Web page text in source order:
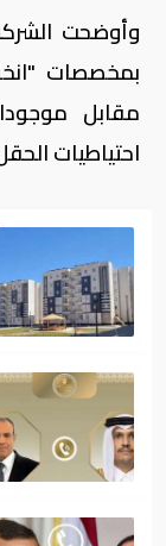
وأوضحت
مقابل
احتياطيات